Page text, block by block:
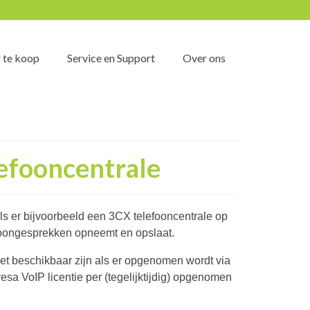
te koop Service en Support Over ons
er bijvoorbeeld een 3CX telefooncentrale op
opneemt en opslaat.
beschikbaar zijn als er opgenomen wordt via
VoIP licentie per (tegelijktijdig) opgenomen